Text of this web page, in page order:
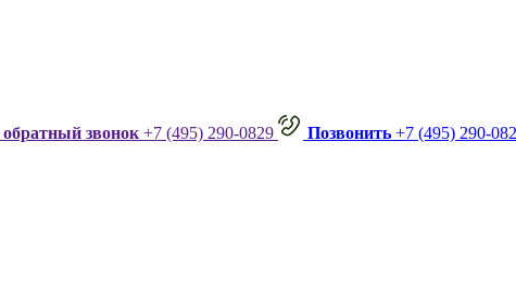
обратный звонок +7 (495) 290-0829 Позвонить +7 (495) 290-